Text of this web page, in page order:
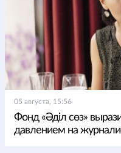
05 августа, 15:56
Фонд «Әділ сөз»
давлением на